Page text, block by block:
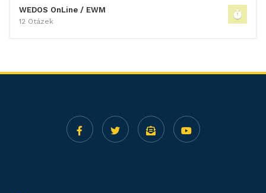
WEDOS OnLine / EWM
12 Otázek